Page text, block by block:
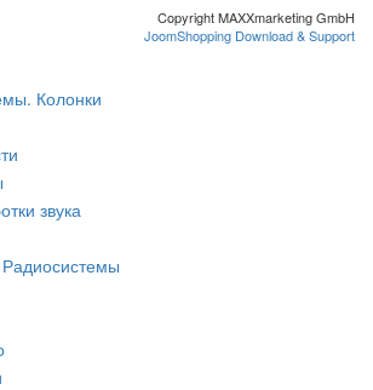
Copyright MAXXmarketing GmbH
JoomShopping Download & Support
Колонки
звука